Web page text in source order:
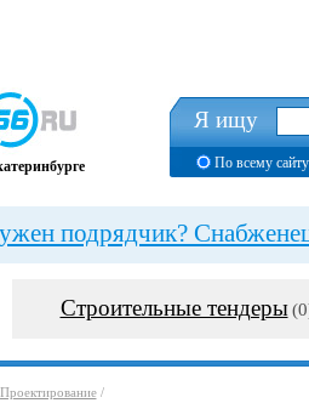
Я ищу
По всему сайту
подрядчик?
Строительные тендеры
Проектирование/